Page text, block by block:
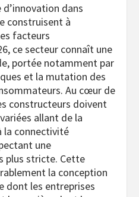
dans
construisent à
facteurs
ce secteur connaît une
portée notamment par
et la mutation des
Au cœur de
constructeurs doivent
allant de la
la connectivité
une
plus stricte. Cette
la conception
dont les entreprises